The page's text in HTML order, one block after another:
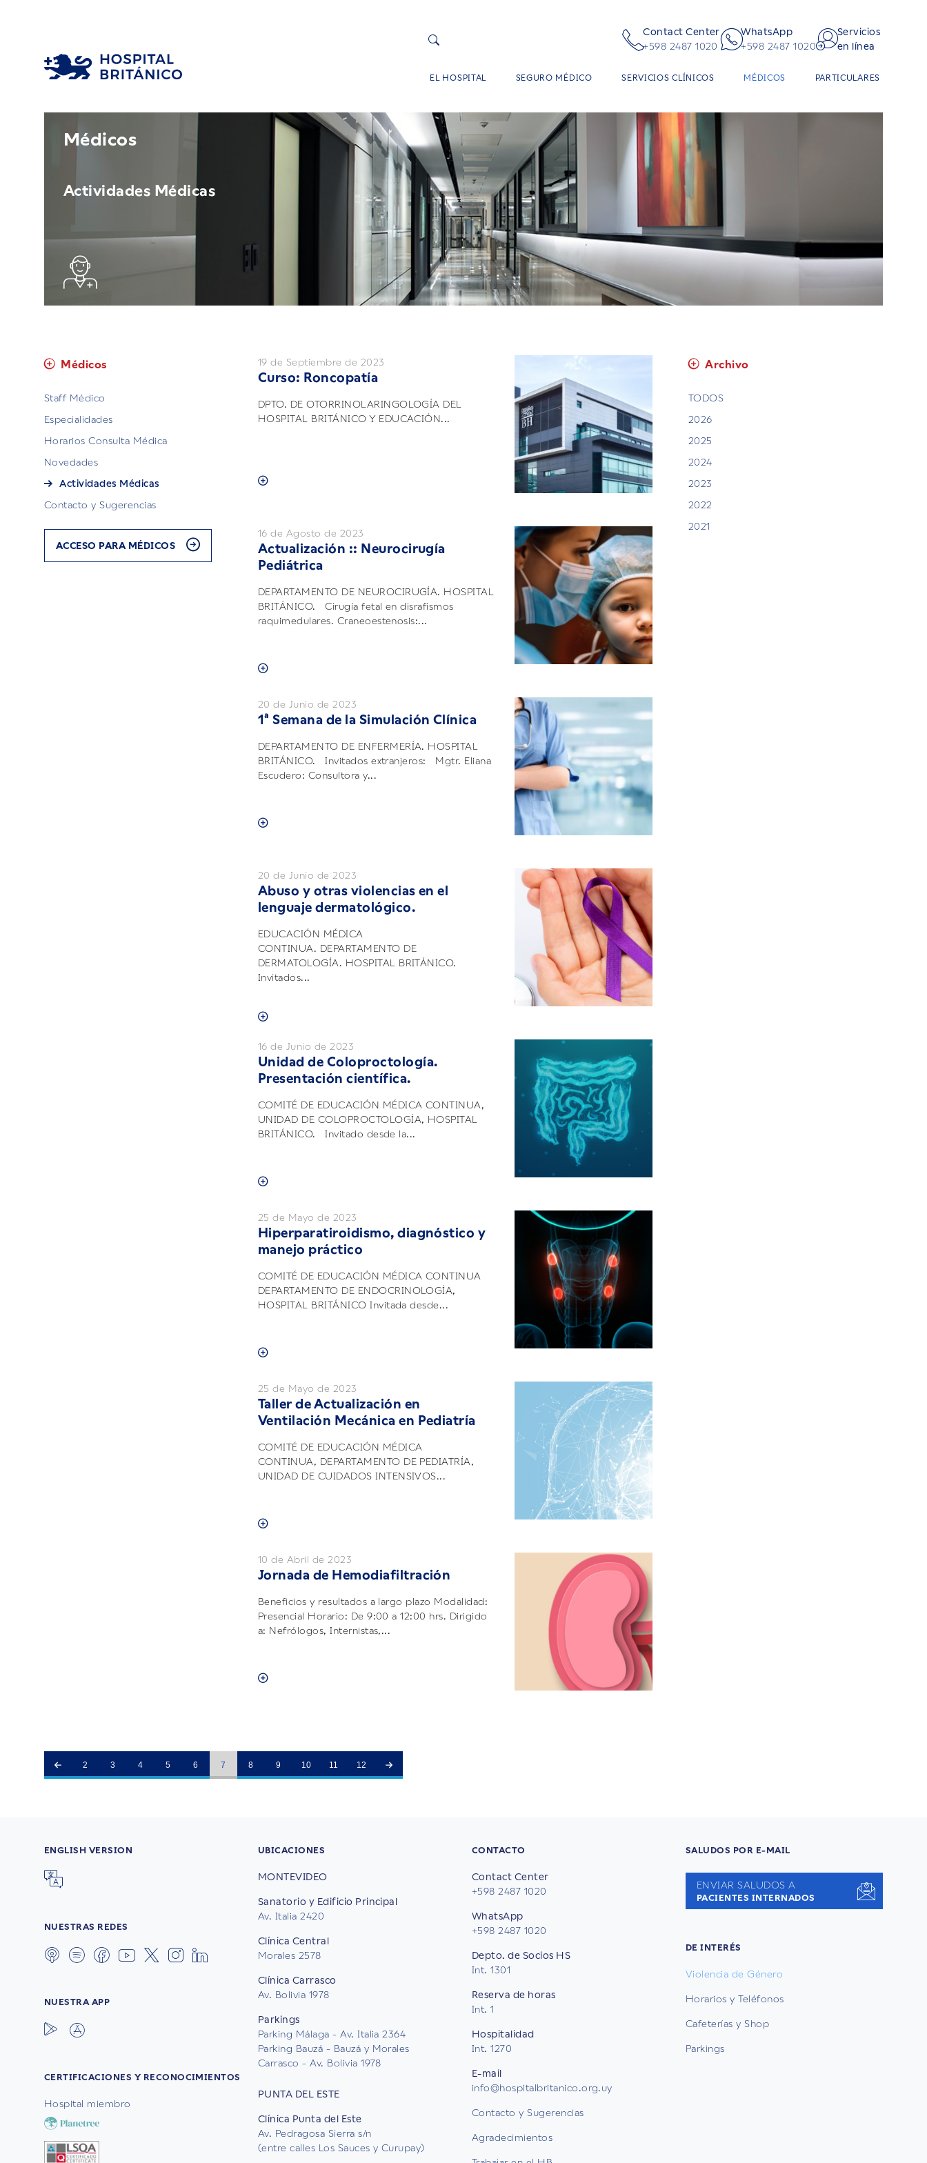
Contact Center
+598 2487 1020
WhatsApp
+598 2487 1020
Servicios
en línea
EL HOSPITAL SEGURO MÉDICO SERVICIOS CLÍNICOS MÉDICOS PARTICULARES
Médicos
Actividades Médicas
Médicos
Staff Médico
Especialidades
Horarios Consulta Médica
Novedades
Actividades Médicas
Contacto y Sugerencias
ACCESO PARA MÉDICOS
19 de Septiembre de 2023
Curso: Roncopatía
DPTO. DE OTORRINOLARINGOLOGÍA DEL
HOSPITAL BRITÁNICO Y EDUCACIÓN...
16 de Agosto de 2023
Actualización :: Neurocirugía
Pediátrica
DEPARTAMENTO DE NEUROCIRUGÍA. HOSPITAL
BRITÁNICO. Cirugía fetal en disrafismos
raquimedulares. Craneoestenosis:...
20 de Junio de 2023
1ª Semana de la Simulación Clínica
DEPARTAMENTO DE ENFERMERÍA. HOSPITAL
BRITÁNICO. Invitados extranjeros: Mgtr. Eliana
Escudero: Consultora y...
20 de Junio de 2023
Abuso y otras violencias en el
lenguaje dermatológico.
EDUCACIÓN MÉDICA
CONTINUA. DEPARTAMENTO DE
DERMATOLOGÍA. HOSPITAL BRITÁNICO.
Invitados...
16 de Junio de 2023
Unidad de Coloproctología.
Presentación científica.
COMITÉ DE EDUCACIÓN MÉDICA CONTINUA,
UNIDAD DE COLOPROCTOLOGÍA, HOSPITAL
BRITÁNICO. Invitado desde la...
25 de Mayo de 2023
Hiperparatiroidismo, diagnóstico y
manejo práctico
COMITÉ DE EDUCACIÓN MÉDICA CONTINUA
DEPARTAMENTO DE ENDOCRINOLOGÍA,
HOSPITAL BRITÁNICO Invitada desde...
25 de Mayo de 2023
Taller de Actualización en
Ventilación Mecánica en Pediatría
COMITÉ DE EDUCACIÓN MÉDICA
CONTINUA, DEPARTAMENTO DE PEDIATRÍA,
UNIDAD DE CUIDADOS INTENSIVOS...
10 de Abril de 2023
Jornada de Hemodiafiltración
Beneficios y resultados a largo plazo Modalidad:
Presencial Horario: De 9:00 a 12:00 hrs. Dirigido
a: Nefrólogos, Internistas,...
Archivo
TODOS
2026
2025
2024
2023
2022
2021
2 3 4 5 6 7 8 9 10 11 12
ENGLISH VERSION
NUESTRAS REDES
NUESTRA APP
CERTIFICACIONES Y RECONOCIMIENTOS
Hospital miembro
UBICACIONES
MONTEVIDEO
Sanatorio y Edificio Principal
Av. Italia 2420
Clínica Central
Morales 2578
Clínica Carrasco
Av. Bolivia 1978
Parkings
Parking Málaga - Av. Italia 2364
Parking Bauzá - Bauzá y Morales
Carrasco - Av. Bolivia 1978
PUNTA DEL ESTE
Clínica Punta del Este
Av. Pedragosa Sierra s/n
(entre calles Los Sauces y Curupay)
CONTACTO
Contact Center
+598 2487 1020
WhatsApp
+598 2487 1020
Depto. de Socios HS
Int. 1301
Reserva de horas
Int. 1
Hospitalidad
Int. 1270
E-mail
info@hospitalbritanico.org.uy
Contacto y Sugerencias
Agradecimientos
SALUDOS POR E-MAIL
ENVIAR SALUDOS A
PACIENTES INTERNADOS
DE INTERÉS
Violencia de Género
Horarios y Teléfonos
Cafeterías y Shop
Parkings